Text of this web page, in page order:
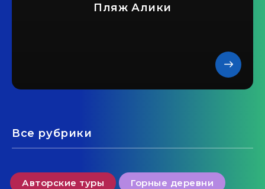
Пляж Алики
Все рубрики
Авторские туры Горные деревни